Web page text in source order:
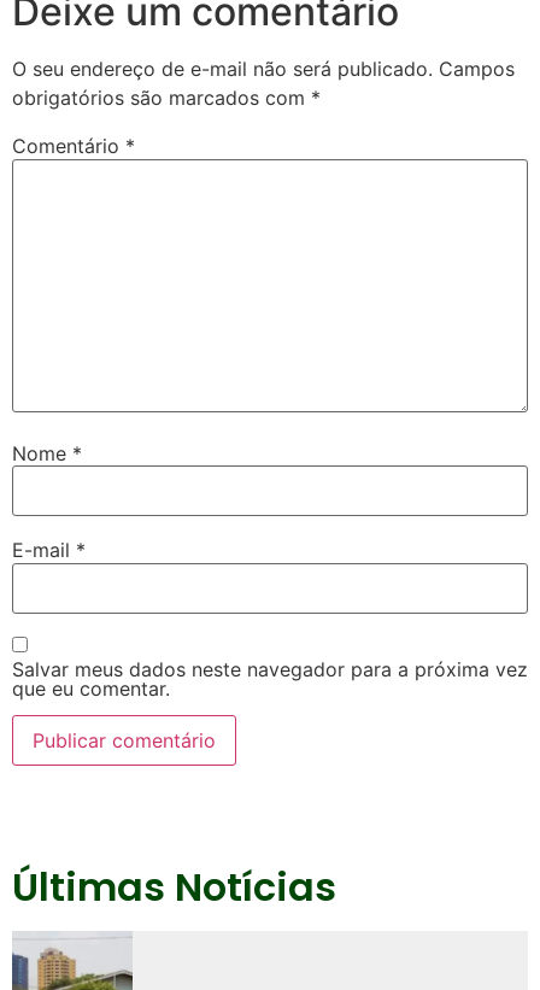
Deixe um comentário
O seu endereço de e-mail não será publicado. Campos
obrigatórios são marcados com *
Comentário *
Nome *
E-mail *
Salvar meus dados neste navegador para a próxima vez
que eu comentar.
Últimas Notícias